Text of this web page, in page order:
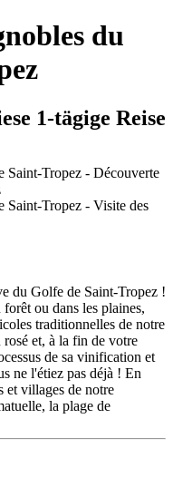
du
1-tägige Reise
du Golfe de Saint-Tropez !
ou dans les plaines,
traditionnelles de notre
et, à la fin de votre
de sa vinification et
ne l'étiez pas déjà ! En
et villages de notre
la plage de